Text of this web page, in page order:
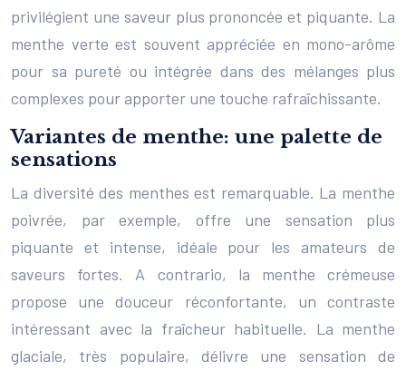
privilégient une saveur plus prononcée et piquante. La
menthe verte est souvent appréciée en mono-arôme
pour sa pureté ou intégrée dans des mélanges plus
complexes pour apporter une touche rafraîchissante.
Variantes de menthe: une palette de
sensations
La diversité des menthes est remarquable. La menthe
poivrée, par exemple, offre une sensation plus
piquante et intense, idéale pour les amateurs de
saveurs fortes. A contrario, la menthe crémeuse
propose une douceur réconfortante, un contraste
intéressant avec la fraîcheur habituelle. La menthe
glaciale, très populaire, délivre une sensation de